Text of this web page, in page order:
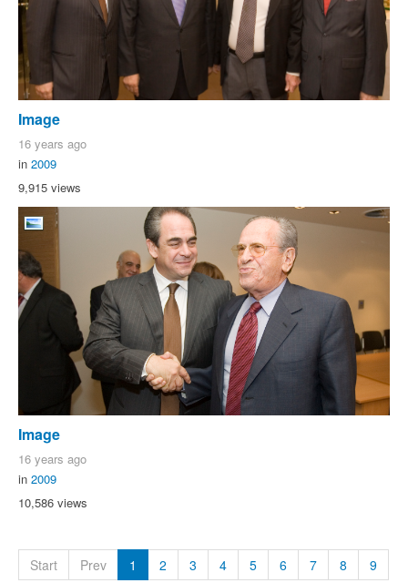
Image
16 years ago
in 2009
9,915 views
Image
16 years ago
in 2009
10,586 views
Start Prev 1 2 3 4 5 6 7 8 9